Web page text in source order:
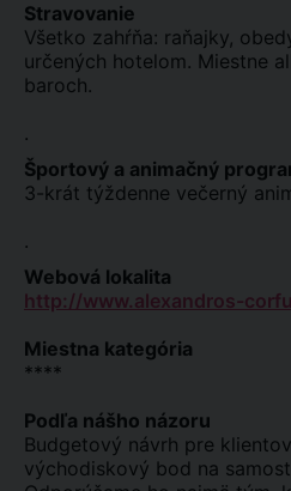
Stravovanie
Všetko zahŕňa: raňajky,
určených hotelom. Miestne
baroch.
.
Športový a animačný
3-krát týždenne večerný
.
Webová lokalita
http://www.alexandros-
Miestna kategória
****
Podľa nášho názoru
Budgetový návrh pre
východiskový bod na